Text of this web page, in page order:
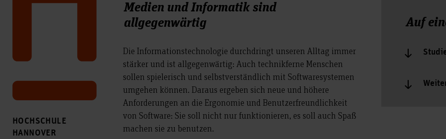
HOCHSCHULE
HANNOVER
Medien und Informatik sind
allgegenwärtig
Die Informationstechnologie durchdringt unseren Alltag immer
stärker und ist allgegenwärtig: Auch technikferne Menschen
sollen spielerisch und selbstverständlich mit Softwaresystemen
umgehen können. Daraus ergeben sich neue und höhere
Anforderungen an die Ergonomie und Benutzerfreundlichkeit
von Software: Sie soll nicht nur funktionieren, es soll auch Spaß
machen sie zu benutzen.
Auf